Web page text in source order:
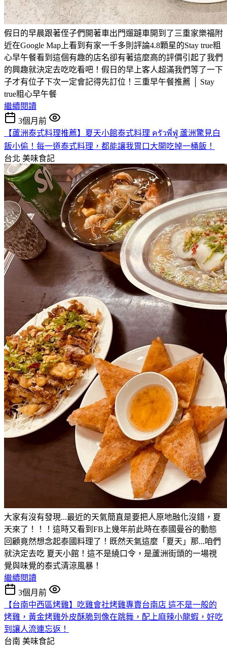
假日的早晨跟著侄子們開著車出門遛躂車開到了三重家樂福附
近在Google Map上看到有家一千多則評論4.8顆星的Stay true粗
心早午餐看到這個有趣的店名卻有著這麼高的評價引起了我們
的興趣就決定去吃吃看吧！假日的早上客人超滿我們等了一下
子才有位子下次一定會記得先訂位！三重早午餐推薦 │ Stay
true粗心早午餐
繼續閱讀
3個月前
【蘆洲泰式料理推薦】夏天小館泰式料理 ครัวพี่ฟู่ 蘆洲驚見白
飯小偷！每一道泰式料理，都能讓我胃口大開吃掉一桶飯！
台北 美味食記
大家有沒有發現...最近的天氣簡直是要把人原地融化沒錯，夏
天來了！！！這時又看到FB上幾年前此時在泰國曼谷的動態
回顧竟然想念起泰國料理了！既然天氣這麼「夏天」那...咱們
就決定去吃 夏天小館！這不是繞口令，是蘆洲街頭的一場視
覺與味覺的泰式清涼風暴！
繼續閱讀
3個月前
【台南中西區烤雞】吃雞會社烤雞專賣台南店 這不是一般的
烤雞，黃金烤雞外皮酥脆到像在跳舞，配上麻辣小龍蝦，好吃
到讓人流連忘返！
台南 美味食記